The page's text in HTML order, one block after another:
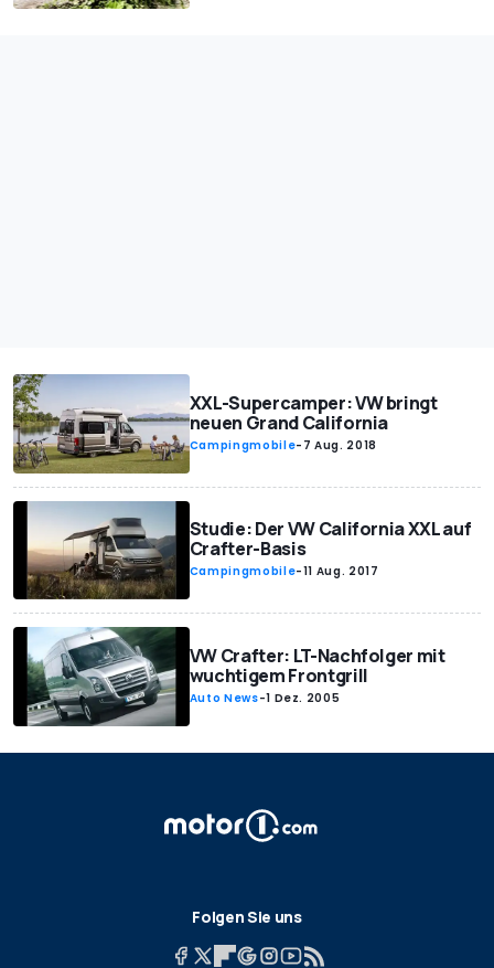
XXL-Supercamper: VW bringt
neuen Grand California
Campingmobile- 7 Aug. 2018
Studie: Der VW California XXL auf
Crafter-Basis
Campingmobile-11 Aug. 2017
VW Crafter: LT-Nachfolger mit
wuchtigem Frontgrill
Auto News-1 Dez. 2005
Folgen Sie uns